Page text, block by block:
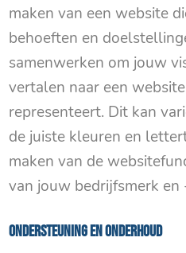
maken van een website
behoeften en
samenwerken om jouw
vertalen naar een
representeert. Dit kan
de juiste kleuren en
maken van de
van jouw bedrijfsmerk en
Ondersteuning en onderhoud